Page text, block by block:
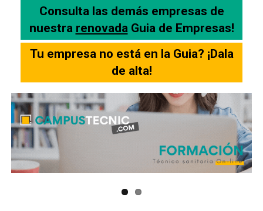
Consulta las demás empresas de
nuestra renovadaGuia de Empresas!
Tu empresa no está en la Guia? ¡Dala
de alta!